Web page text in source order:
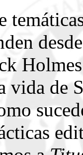
vida de